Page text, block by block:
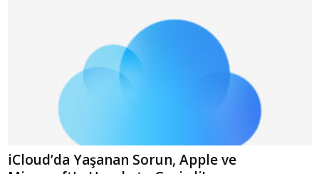
iCloud’da Yaşanan Sorun, Apple ve